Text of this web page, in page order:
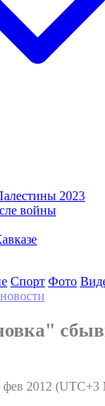
2023
войны
Спорт Фото
2012 (UTC+3